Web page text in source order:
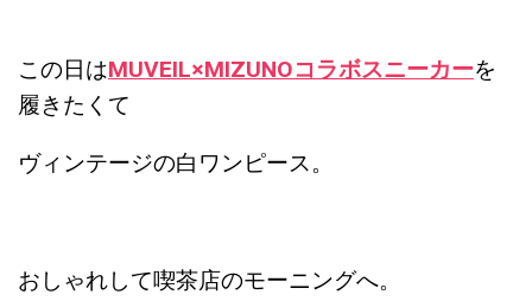
この日はMUVEIL×MIZUNOコラボスニーカーを
履きたくて
ヴィンテージの白ワンピース。
おしゃれして喫茶店のモーニングへ。